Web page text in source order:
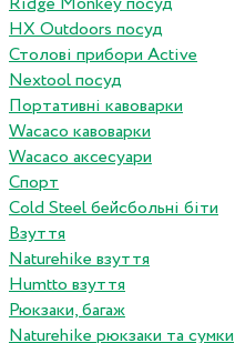
HX Outdoors посуд
Столові прибори Active
Nextool посуд
Портативні кавоварки
Wacaco кавоварки
Wacaco аксесуари
Спорт
Cold Steel бейсбольні біти
Взуття
Naturehike взуття
Humtto взуття
Рюкзаки, багаж
Naturehike рюкзаки та сумки